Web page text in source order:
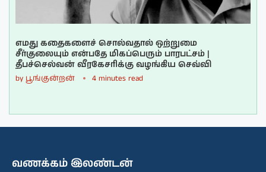
எமது கதைகளைச் சொல்வதால் ஒற்றுமை
சீர்குலையும் என்பதே மிகப்பெரும் பாரபட்சம் |
தீபச்செல்வன் வீரகேசரிக்கு வழங்கிய செவ்வி
by பூங்குன்றன் 4 minutes read
வணக்கம் இலண்டன்